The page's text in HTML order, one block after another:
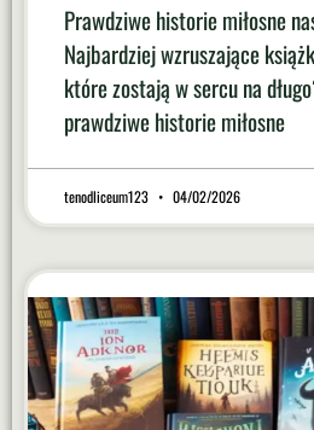
Prawdziwe historie miłosne
Najbardziej wzruszające
które zostają w sercu na
prawdziwe historie miłosne
tenodliceum123 04/02/2026